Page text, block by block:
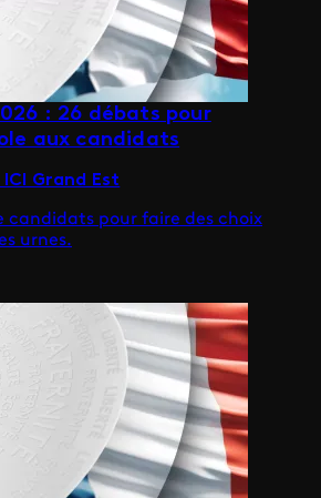
: 26 débats pour
aux candidats
Grand Est
candidats pour faire des choix
urnes.